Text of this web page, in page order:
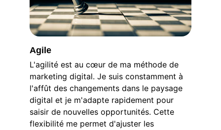
L'agilité est au cœur de ma méthode de
marketing digital. Je suis constamment à
l'affût des changements dans le paysage
digital et je m'adapte rapidement pour
saisir de nouvelles opportunités. Cette
flexibilité me permet d'ajuster les
Agile